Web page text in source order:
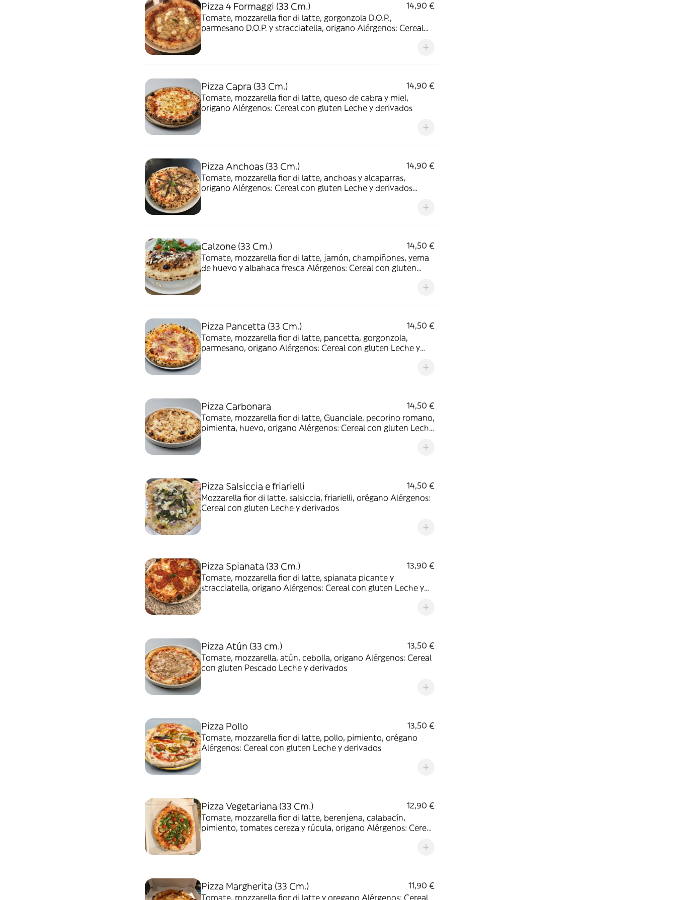
Pizza 4 Formaggi (33 Cm.)
14,90 €
Tomate, mozzarella fior di latte, gorgonzola D.O.P.,
parmesano D.O.P. y stracciatella, origano Alérgenos: Cereal
Pizza Capra (33 Cm.)
14,90 €
Tomate, mozzarella fior di latte, queso de cabra y miel,
origano Alérgenos: Cereal con gluten Leche y derivados
Pizza Anchoas (33 Cm.)
14,90 €
Tomate, mozzarella fior di latte, anchoas y alcaparras,
origano Alérgenos: Cereal con gluten Leche y derivados
Calzone (33 Cm.)
14,50 €
Tomate, mozzarella fior di latte, jamón, champiñones, yema
de huevo y albahaca fresca Alérgenos: Cereal con gluten
Pizza Pancetta (33 Cm.)
14,50 €
Tomate, mozzarella fior di latte, pancetta, gorgonzola,
parmesano, origano Alérgenos: Cereal con gluten Leche y
Pizza Carbonara
14,50 €
Tomate, mozzarella fior di latte, Guanciale, pecorino romano,
pimienta, huevo, origano Alérgenos: Cereal con gluten Leche
Pizza Salsiccia e friarielli
14,50 €
Mozzarella fior di latte, salsiccia, friarielli, orégano Alérgenos:
Cereal con gluten Leche y derivados
Pizza Spianata (33 Cm.)
13,90 €
Tomate, mozzarella fior di latte, spianata picante y
stracciatella, origano Alérgenos: Cereal con gluten Leche y
Pizza Atún (33 cm.)
13,50 €
Tomate, mozzarella, atún, cebolla, origano Alérgenos: Cereal
con gluten Pescado Leche y derivados
Pizza Pollo
13,50 €
Tomate, mozzarella fior di latte, pollo, pimiento, orégano
Alérgenos: Cereal con gluten Leche y derivados
Pizza Vegetariana (33 Cm.)
12,90 €
Tomate, mozzarella fior di latte, berenjena, calabacín,
pimiento, tomates cereza y rúcula, origano Alérgenos: Cereal
Pizza Margherita (33 Cm.)
11,90 €
Tomate, mozzarella fior di latte y oregano Alérgenos: Cereal